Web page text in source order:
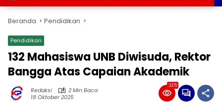
Beranda Pendidikan
Pendidikan
132 Mahasiswa UNB Diwisuda, Rektor
Bangga Atas Capaian Akademik
Redaksi
2 Min Baca
18 Oktober 2025
325